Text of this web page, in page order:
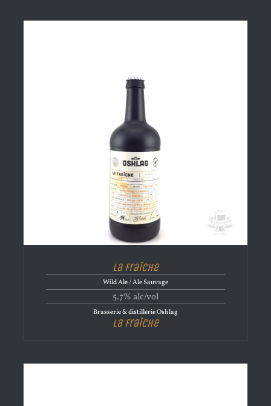
La Fraîche
Wild Ale / Ale Sauvage
5.7% alc/vol
Brasserie & distillerie Oshlag
La Fraîche